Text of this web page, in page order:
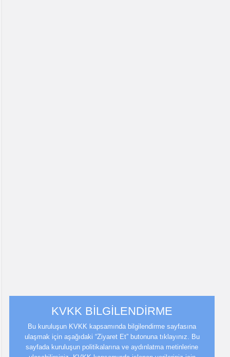
KVKK BİLGİLENDİRME
Bu kuruluşun KVKK kapsamında bilgilendirme sayfasına
ulaşmak için aşağıdaki “Ziyaret Et” butonuna tıklayınız. Bu
sayfada kuruluşun politikalarına ve aydınlatma metinlerine